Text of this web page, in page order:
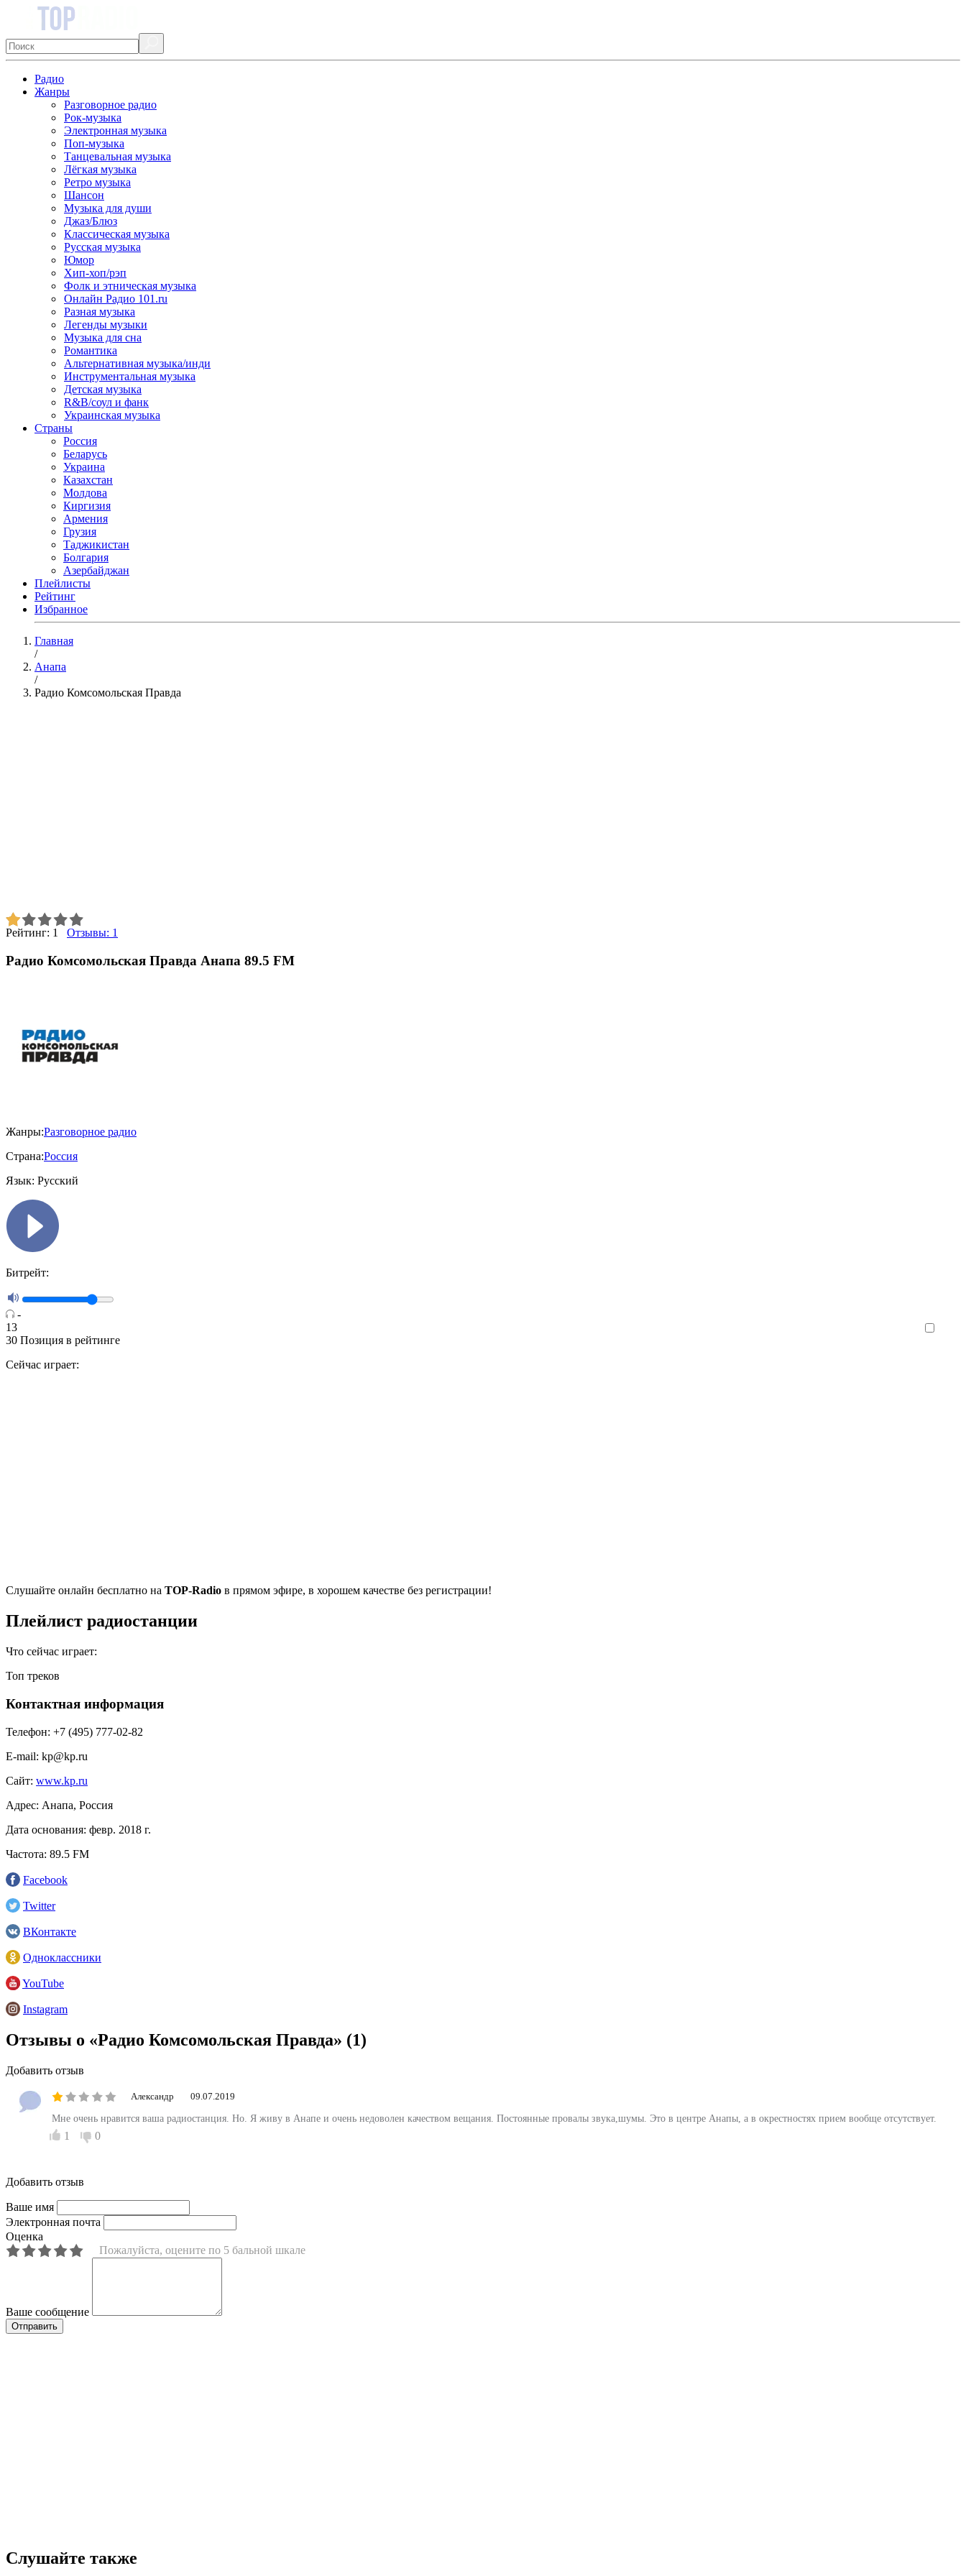
Радио
Жанры
Разговорное радио
Рок-музыка
Электронная музыка
Поп-музыка
Танцевальная музыка
Лёгкая музыка
Ретро музыка
Шансон
Музыка для души
Джаз/Блюз
Классическая музыка
Русская музыка
Юмор
Хип-хоп/рэп
Фолк и этническая музыка
Онлайн Радио 101.ru
Разная музыка
Легенды музыки
Музыка для сна
Романтика
Альтернативная музыка/инди
Инструментальная музыка
Детская музыка
R&B/cоул и фанк
Украинская музыка
Страны
Россия
Беларусь
Украина
Казахстан
Молдова
Киргизия
Армения
Грузия
Таджикистан
Болгария
Азербайджан
Плейлисты
Рейтинг
Избранное
Главная
/
Анапа
/
Радио Комсомольская Правда
Рейтинг: 1 Отзывы: 1
Радио Комсомольская Правда Анапа 89.5 FM
Жанры:Разговорное радио
Страна:Россия
Язык: Русский
Битрейт:
-
13
30 Позиция в рейтинге
Сейчас играет:
Cлушайте онлайн бесплатно на TOP-Radio в прямом эфире, в хорошем качестве без регистрации!
Плейлист радиостанции
Что сейчас играет:
Топ треков
Контактная информация
Телефон: +7 (495) 777-02-82
E-mail: kp@kp.ru
Сайт: www.kp.ru
Адрес: Анапа, Россия
Дата основания: февр. 2018 г.
Частота: 89.5 FM
Facebook
Twitter
ВКонтакте
Одноклассники
YouTube
Instagram
Отзывы о «Радио Комсомольская Правда» (1)
Добавить отзыв
Александр 09.07.2019
Мне очень нравится ваша радиостанция. Но. Я живу в Анапе и очень недоволен качеством вещания. Постоянные провалы звука,шумы. Это в центре Анапы, а в окрестностях прием вообще отсутствует.
1 0
Добавить отзыв
Ваше имя
Электронная почта
Оценка
Пожалуйста, оцените по 5 бальной шкале
Ваше сообщение
Слушайте также